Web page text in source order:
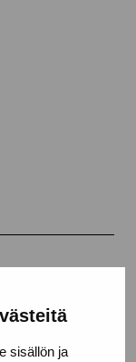
sisällön ja